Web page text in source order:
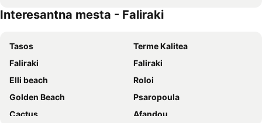
Semiramis City Hotel
Olympic Palace Hotel
Ibiscus Hotel
Alkyonides Hotel
Maritime
Amaryllis Hotel
Vanik Suites
G92 City Hotel
Esperides Beach Resort
Summerland Hotel
Atlantis Boutique City Hotel
Hotel Parthenon Rodos city
Interesantna mesta - Faliraki
Tasos
Terme Kalitea
Faliraki
Faliraki
Elli beach
Roloi
Golden Beach
Psaropoula
Cactus
Afandou